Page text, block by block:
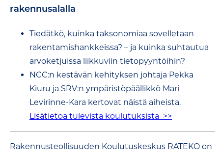
rakennusalalla
Tiedätkö, kuinka taksonomiaa sovelletaan
rakentamishankkeissa? – ja kuinka suhtautua
arvoketjuissa liikkuviin tietopyyntöihin?
NCC:n kestävän kehityksen johtaja Pekka
Kiuru ja SRV:n ympäristöpäällikkö Mari
Levirinne-Kara kertovat näistä aiheista.
Lisätietoa tulevista koulutuksista >>
Rakennusteollisuuden Koulutuskeskus RATEKO on